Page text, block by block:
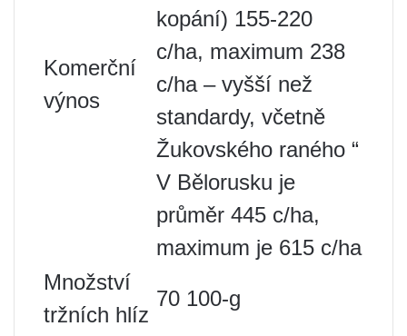
Komerční
výnos
kopání) 155-220
c/ha, maximum 238
c/ha – vyšší než
standardy, včetně
Žukovského raného “
V Bělorusku je
průměr 445 c/ha,
maximum je 615 c/ha
Množství
tržních hlíz
70 100-g